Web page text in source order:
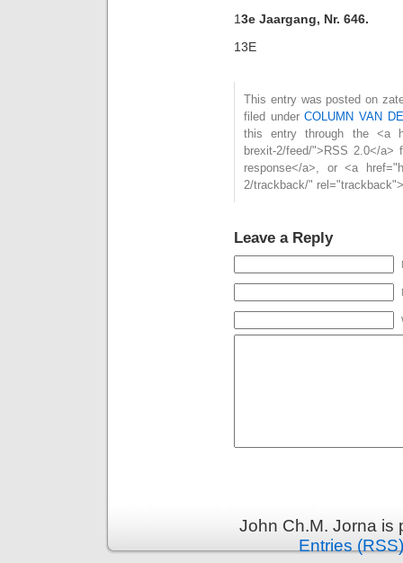
13e Jaargang, Nr. 646.
13E
This entry was posted on
filed underCOLUMN VAN
this entry through the <a
brexit-2/feed/">RSS 2.0</a>
response</a>, or <a
2/trackback/"
Leave a Reply
John Ch.M. Jorna
Entries (RSS)